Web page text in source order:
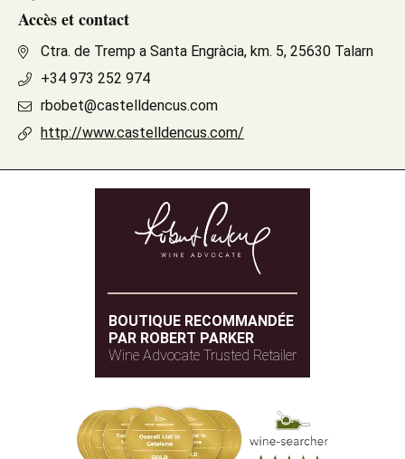
Accès et contact
Ctra. de Tremp a Santa Engràcia, km. 5, 25630 Talarn
+34 973 252 974
rbobet@castelldencus.com
http://www.castelldencus.com/
BOUTIQUE RECOMMANDÉE
PAR ROBERT PARKER
Wine Advocate Trusted Retailer